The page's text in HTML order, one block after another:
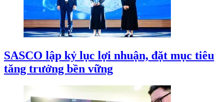
SASCO lập kỷ lục lợi nhuận, đặt mục tiêu
tăng trưởng bền vững